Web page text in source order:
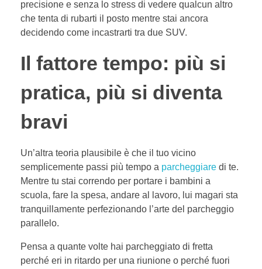
precisione e senza lo stress di vedere qualcun altro
che tenta di rubarti il posto mentre stai ancora
decidendo come incastrarti tra due SUV.
Il fattore tempo: più si
pratica, più si diventa
bravi
Un’altra teoria plausibile è che il tuo vicino
semplicemente passi più tempo a parcheggiare di te.
Mentre tu stai correndo per portare i bambini a
scuola, fare la spesa, andare al lavoro, lui magari sta
tranquillamente perfezionando l’arte del parcheggio
parallelo.
Pensa a quante volte hai parcheggiato di fretta
perché eri in ritardo per una riunione o perché fuori